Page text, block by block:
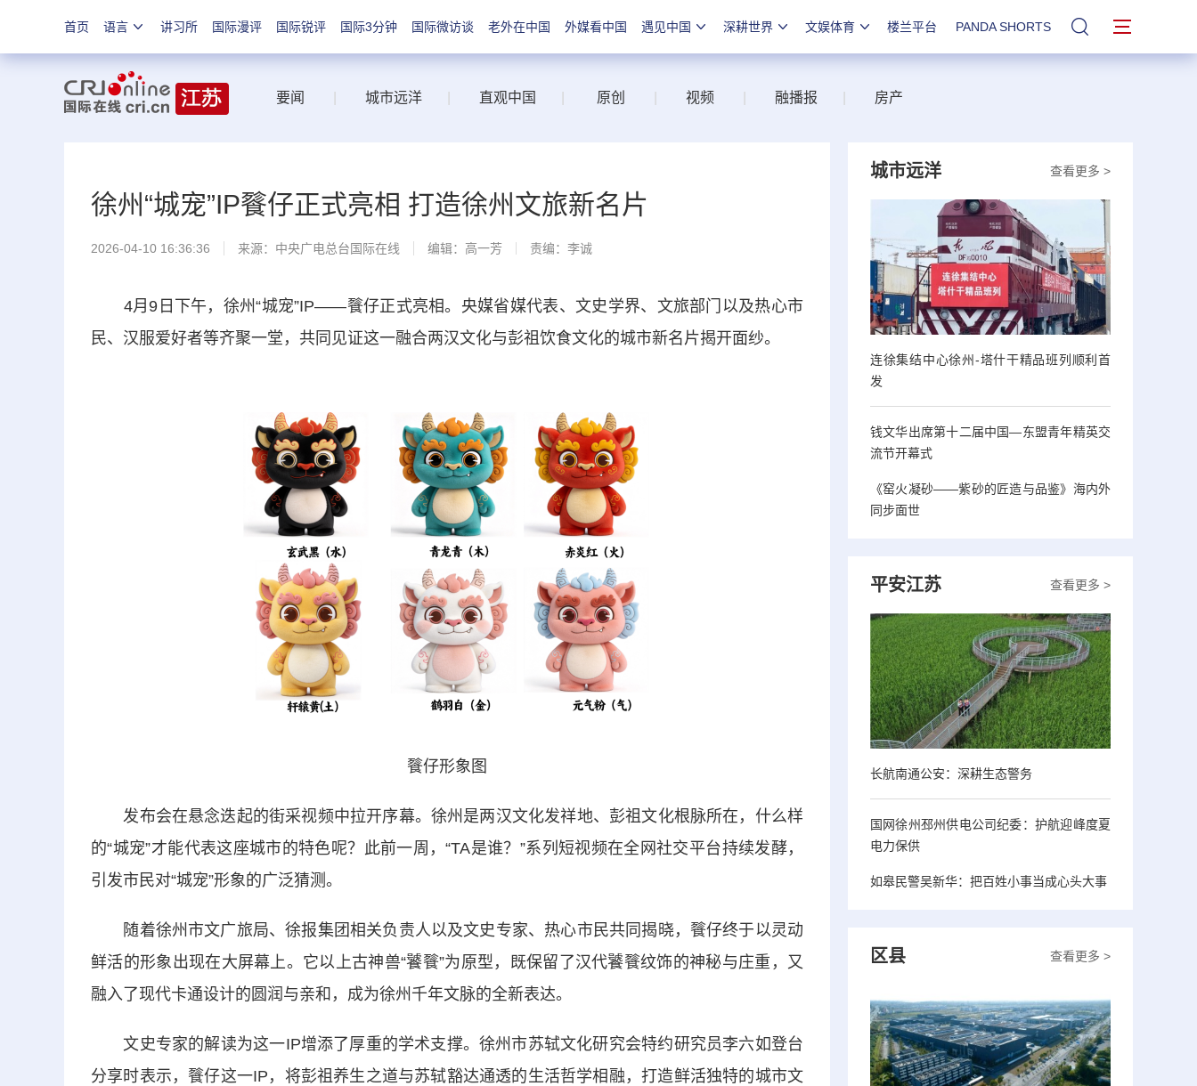
首页 语言 讲习所 国际漫评 国际锐评 国际3分钟 国际微访谈 老外在中国 外媒看中国 遇见中国 深耕世界 文娱体育 楼兰平台 PANDA SHORTS 站内搜索
要闻 城市远洋 直观中国 原创 视频 融播报 房产
徐州“城宠”IP餮仔正式亮相 打造徐州文旅新名片
2026-04-10 16:36:36 来源：中央广电总台国际在线 编辑：高一芳 责编：李诚
4月9日下午，徐州“城宠”IP——餮仔正式亮相。央媒省媒代表、文史学界、文旅部门以及热心市
民、汉服爱好者等齐聚一堂，共同见证这一融合两汉文化与彭祖饮食文化的城市新名片揭开面纱。
餮仔形象图
发布会在悬念迭起的街采视频中拉开序幕。徐州是两汉文化发祥地、彭祖文化根脉所在，什么样
的“城宠”才能代表这座城市的特色呢？此前一周，“TA是谁？”系列短视频在全网社交平台持续发酵，
引发市民对“城宠”形象的广泛猜测。
随着徐州市文广旅局、徐报集团相关负责人以及文史专家、热心市民共同揭晓，餮仔终于以灵动
鲜活的形象出现在大屏幕上。它以上古神兽“饕餮”为原型，既保留了汉代饕餮纹饰的神秘与庄重，又
融入了现代卡通设计的圆润与亲和，成为徐州千年文脉的全新表达。
文史专家的解读为这一IP增添了厚重的学术支撑。徐州市苏轼文化研究会特约研究员李六如登台
分享时表示，餮仔这一IP，将彭祖养生之道与苏轼豁达通透的生活哲学相融，打造鲜活独特的城市文
查看更多 >
城市远洋
连徐集结中心徐州-塔什干精品班列顺利首
发
钱文华出席第十二届中国—东盟青年精英交
流节开幕式
《窑火凝砂——紫砂的匠造与品鉴》海内外
同步面世
查看更多 >
平安江苏
长航南通公安：深耕生态警务
国网徐州邳州供电公司纪委：护航迎峰度夏
电力保供
如皋民警吴新华：把百姓小事当成心头大事
查看更多 >
区县